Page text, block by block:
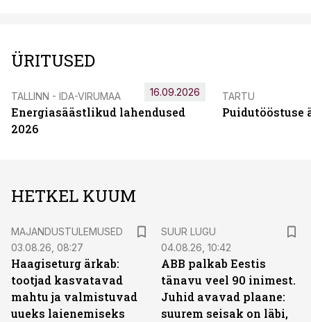
ÜRITUSED
TALLINN - IDA-VIRUMAA
Energiasäästlikud lahendused
2026
16.09.2026 TARTU
Puidutööstuse
HETKEL KUUM
MAJANDUSTULEMUSED
03.08.26, 08:27
Haagiseturg ärkab:
tootjad kasvatavad
mahtu ja valmistuvad
uueks laienemiseks
SUUR LUGU
04.08.26, 10:42
ABB palkab Eestis
tänavu veel 90 inimest.
Juhid avavad plaane:
suurem seisak on läbi,